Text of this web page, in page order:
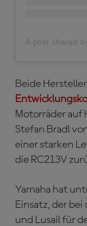
Beide
Motorräder auf
Stefan Bradl
einer starken
die RC213V
Yamaha hat
Einsatz, der
und Lusail für